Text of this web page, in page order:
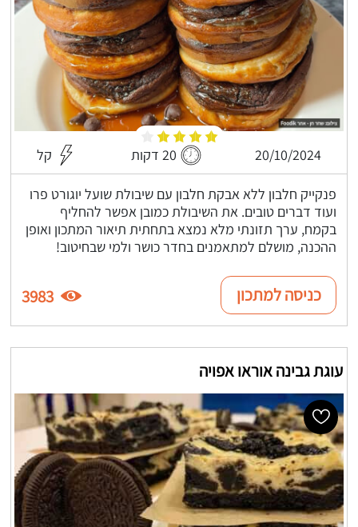
20/10/2024 20 דקות קל
פנקייק חלבון ללא אבקת חלבון עם שיבולת שועל יוגורט פרו
ועוד דברים טובים. את השיבולת כמובן אפשר להחליף
בקמח, ערך תזונתי מלא נמצא בתחתית תיאור המתכון ואופן
ההכנה, מושלם למתאמנים בחדר כושר ולמי שבחיטוב!
כניסה למתכון 3983
עוגת גבינה אוראו אפויה